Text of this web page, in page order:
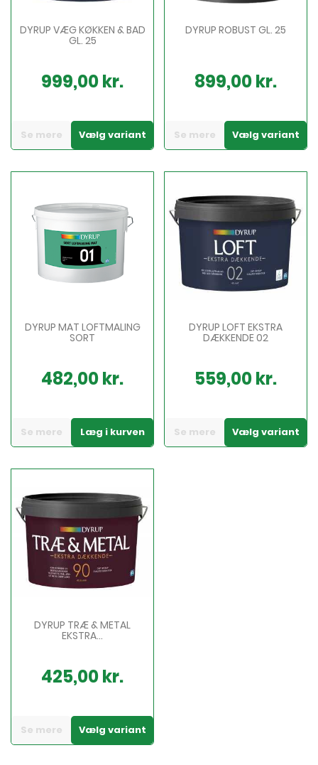
DYRUP VÆG KØKKEN & BAD
GL. 25
999,00 kr.
Se mere Vælg variant
DYRUP ROBUST GL. 25
899,00 kr.
Se mere Vælg variant
DYRUP MAT LOFTMALING
SORT
482,00 kr.
Se mere Læg i kurven
DYRUP LOFT EKSTRA
DÆKKENDE 02
559,00 kr.
Se mere Vælg variant
DYRUP TRÆ & METAL
EKSTRA...
425,00 kr.
Se mere Vælg variant